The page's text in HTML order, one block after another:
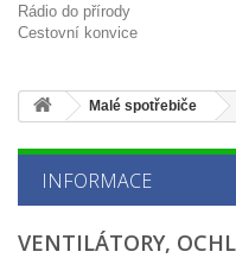
Rádio do přírody
Cestovní konvice
Malé spotřebiče
INFORMACE
VENTILÁTORY,